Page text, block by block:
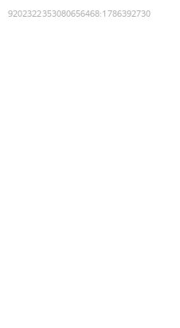
9202322353080656468:1786392730